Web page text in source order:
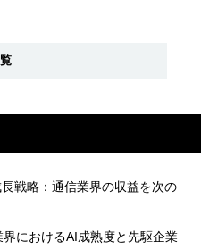
戦略：通信業界の収益を次の
界におけるAI成熟度と先駆企業